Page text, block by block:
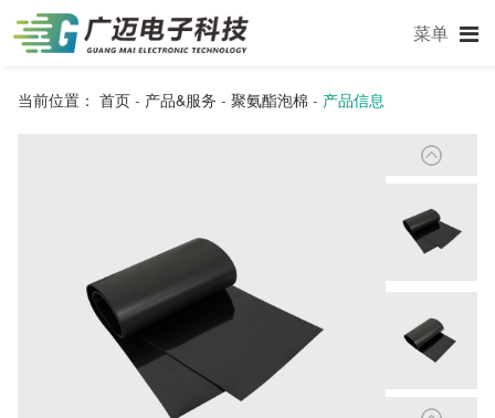
菜单
当前位置： 首页- 产品&服务 - 聚氨酯泡棉 - 产品信息